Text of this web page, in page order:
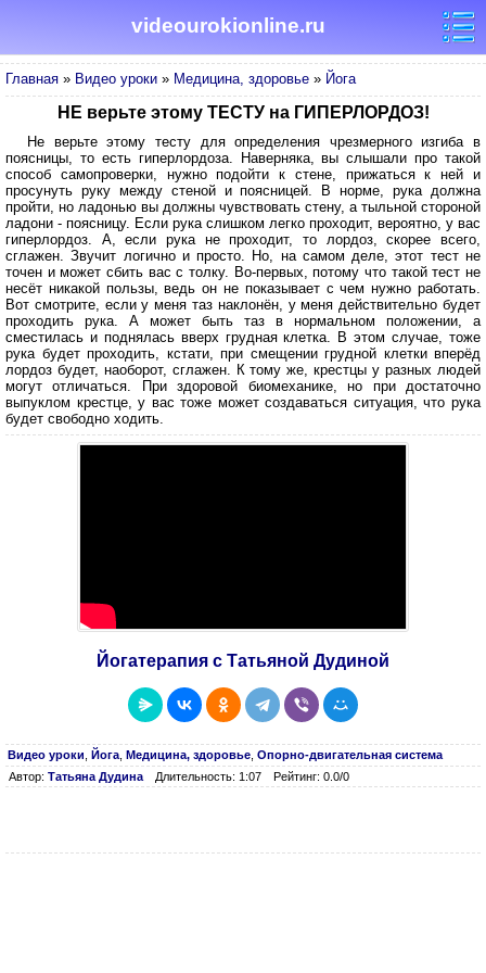
videourokionline.ru
Главная » Видео уроки » Медицина, здоровье » Йога
НЕ верьте этому ТЕСТУ на ГИПЕРЛОРДОЗ!
Не верьте этому тесту для определения чрезмерного изгиба в
поясницы, то есть гиперлордоза. Наверняка, вы слышали про такой
способ самопроверки, нужно подойти к стене, прижаться к ней и
просунуть руку между стеной и поясницей. В норме, рука должна
пройти, но ладонью вы должны чувствовать стену, а тыльной стороной
ладони - поясницу. Если рука слишком легко проходит, вероятно, у вас
гиперлордоз. А, если рука не проходит, то лордоз, скорее всего,
сглажен. Звучит логично и просто. Но, на самом деле, этот тест не
точен и может сбить вас с толку. Во-первых, потому что такой тест не
несёт никакой пользы, ведь он не показывает с чем нужно работать.
Вот смотрите, если у меня таз наклонён, у меня действительно будет
проходить рука. А может быть таз в нормальном положении, а
сместилась и поднялась вверх грудная клетка. В этом случае, тоже
рука будет проходить, кстати, при смещении грудной клетки вперёд
лордоз будет, наоборот, сглажен. К тому же, крестцы у разных людей
могут отличаться. При здоровой биомеханике, но при достаточно
выпуклом крестце, у вас тоже может создаваться ситуация, что рука
будет свободно ходить.
Йогатерапия с Татьяной Дудиной
Видео уроки Йога Медицина, здоровье Опорно-двигательная система
Автор: Татьяна Дудина Длительность: 1:07 Рейтинг: 0.0/0